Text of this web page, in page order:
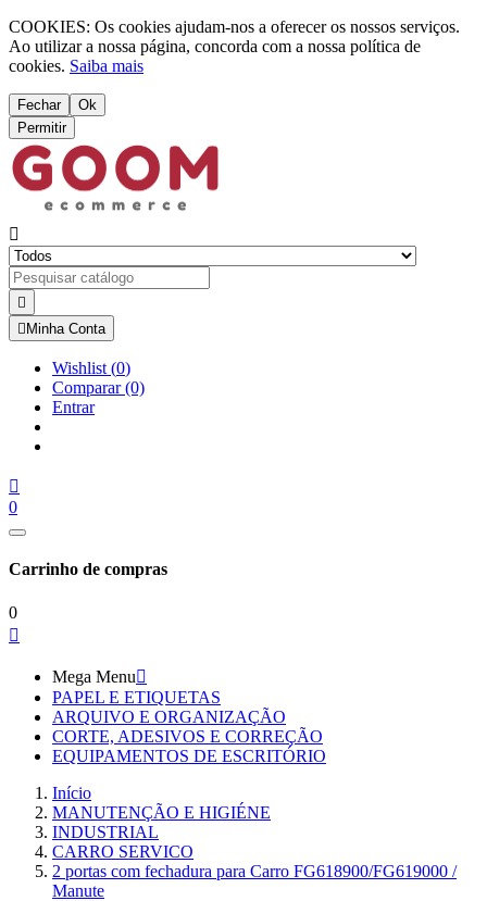
COOKIES: Os cookies ajudam-nos a oferecer os nossos serviços.
Ao utilizar a nossa página, concorda com a nossa política de
cookies. Saiba mais
Fechar
Ok
Permitir


 Minha Conta
Wishlist (0)
Comparar(0)
Entrar

0
Carrinho de compras
0

Mega Menu
PAPEL E ETIQUETAS
ARQUIVO E ORGANIZAÇÃO
CORTE, ADESIVOS E CORREÇÃO
EQUIPAMENTOS DE ESCRITÓRIO
Início
MANUTENÇÃO E HIGIÉNE
INDUSTRIAL
CARRO SERVICO
2 portas com fechadura para Carro FG618900/FG619000 /
Manute